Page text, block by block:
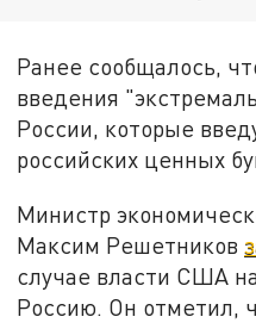
Ранее сообщалось,
введения
России, которые
российских ценных
Министр
Максим Решетников
случае власти США
Россию. Он отметил,